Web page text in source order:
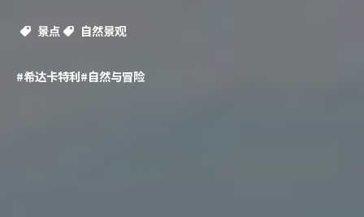
景点 自然景观
#希达卡特利#自然与冒险